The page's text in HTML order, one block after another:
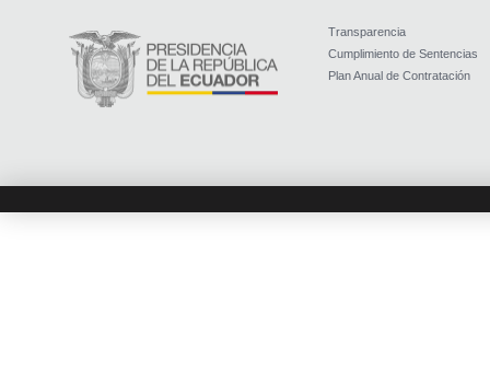
Transparencia
Cumplimiento de Sentencias
Plan Anual de Contratación